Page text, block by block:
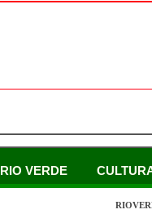
RIO VERDE